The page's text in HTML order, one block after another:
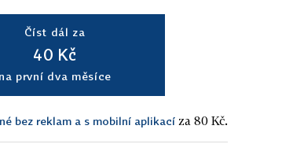
Číst dál za
40 Kč
na první dva měsíce
bez reklam a s mobilní aplikací za 80 Kč.